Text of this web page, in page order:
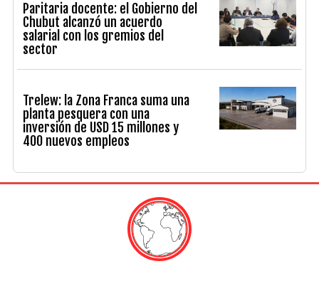
Paritaria docente: el Gobierno del
Chubut alcanzó un acuerdo
salarial con los gremios del
sector
Trelew: la Zona Franca suma una
planta pesquera con una
inversión de USD 15 millones y
400 nuevos empleos